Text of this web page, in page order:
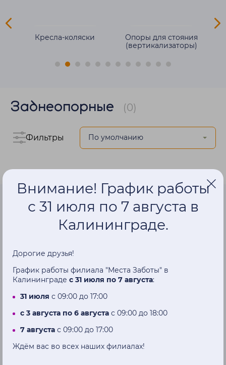
Кресла-коляски
Опоры для стояния
(вертикализаторы)
Заднеопорные (0)
Фильтры
Записатьсяна
Наш менеджер перезвонит вам в
течение нескольких часов
Имя
Внимание! График работы
с 31 июля по 7 августа в
Калининграде.
Дорогие друзья!
График работы филиала "Места Заботы" в
Калининграде с 31 июля по 7 августа:
31 июля с 09:00 до 17:00
с 3 августа по 6 августа с 09:00 до 18:00
7 августа с 09:00 до 17:00
Ждём вас во всех наших филиалах!